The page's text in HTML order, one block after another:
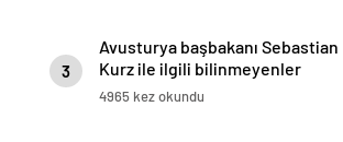
3
Avusturya başbakanı Sebastian
Kurz ile ilgili bilinmeyenler
4965 kez okundu